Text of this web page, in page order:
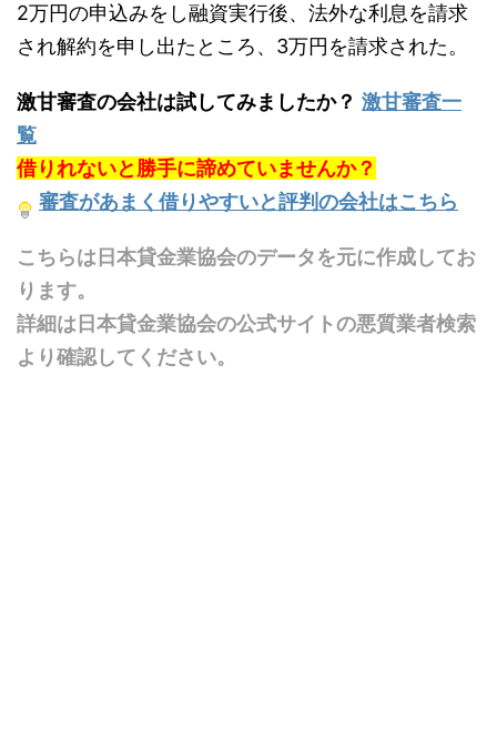
2万円の申込みをし融資実行後、法外な利息を請求
され解約を申し出たところ、3万円を請求された。
激甘審査の会社は試してみましたか？ 激甘審査一
覧
借りれないと勝手に諦めていませんか？
審査があまく借りやすいと評判の会社はこちら
こちらは日本貸金業協会のデータを元に作成してお
ります。
詳細は日本貸金業協会の公式サイトの悪質業者検索
より確認してください。